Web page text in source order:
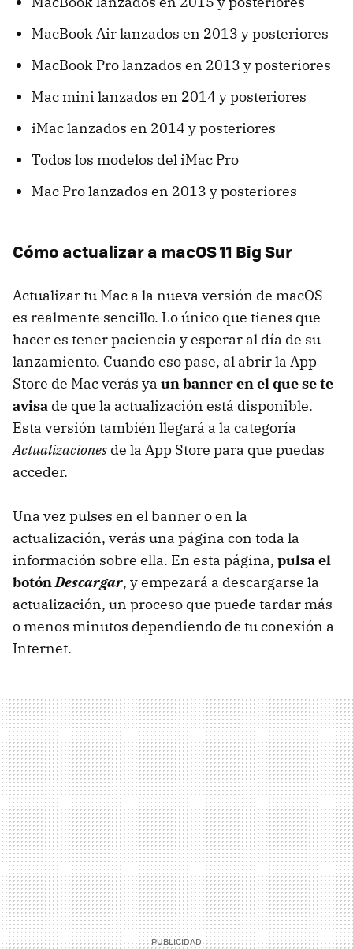
MacBook Air lanzados en 2013 y posteriores
MacBook Pro lanzados en 2013 y posteriores
Mac mini lanzados en 2014 y posteriores
iMac lanzados en 2014 y posteriores
Todos los modelos del iMac Pro
Mac Pro lanzados en 2013 y posteriores
Cómo actualizar a macOS 11 Big Sur
Actualizar tu Mac a la nueva versión de macOS
es realmente sencillo. Lo único que tienes que
hacer es tener paciencia y esperar al día de su
lanzamiento. Cuando eso pase, al abrir la App
Store de Mac verás ya un banner en el que se te
avisa de que la actualización está disponible.
Esta versión también llegará a la categoría
Actualizaciones de la App Store para que puedas
acceder.
Una vez pulses en el banner o en la
actualización, verás una página con toda la
información sobre ella. En esta página, pulsa el
botónDescargar, y empezará a descargarse la
actualización, un proceso que puede tardar más
o menos minutos dependiendo de tu conexión a
Internet.